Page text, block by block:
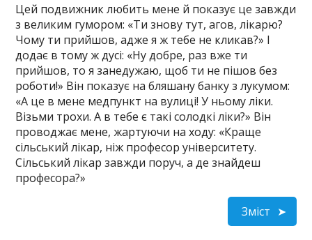
Цей подвижник любить мене й показує це завжди
з великим гумором: «Ти знову тут, агов, лікарю?
Чому ти прийшов, адже я ж тебе не кликав?» І
додає в тому ж дусі: «Ну добре, раз вже ти
прийшов, то я занедужаю, щоб ти не пішов без
роботи!» Він показує на бляшану банку з лукумом:
«А це в мене медпункт на вулиці! У ньому ліки.
Візьми трохи. А в тебе є такі солодкі ліки?» Він
проводжає мене, жартуючи на ходу: «Краще
сільський лікар, ніж професор університету.
Сільський лікар завжди поруч, а де знайдеш
професора?»
Зміст